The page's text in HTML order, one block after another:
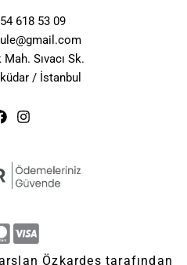
618 53 09
Sıvacı Sk.
/ İstanbul
Özkardeş tarafından